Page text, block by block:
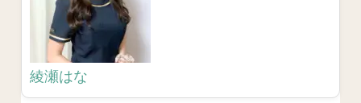
綾瀬はな